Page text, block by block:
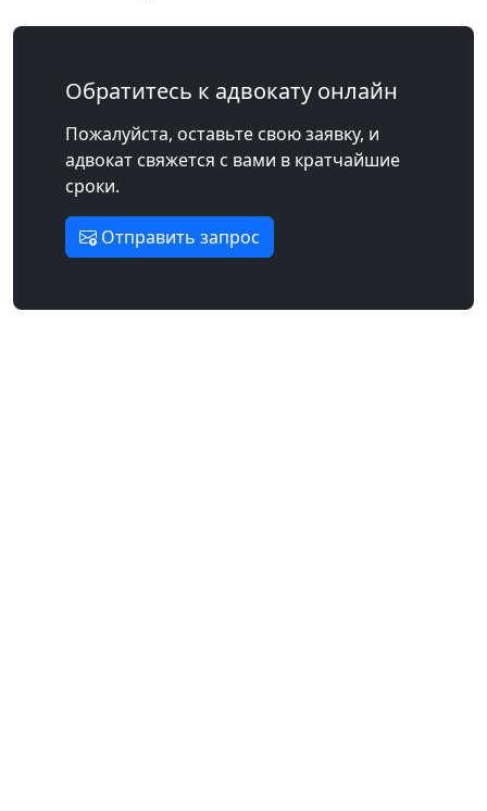
Обратитесь к адвокату онлайн
Пожалуйста, оставьте свою заявку, и
адвокат свяжется с вами в кратчайшие
сроки.
Отправить запрос